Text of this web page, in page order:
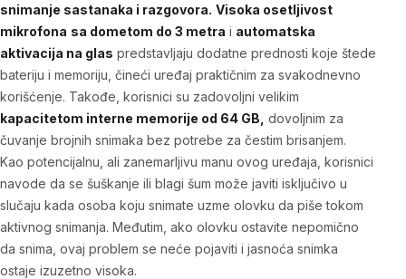
snimanje sastanaka i razgovora. Visoka osetljivost
mikrofona sa dometom do 3 metra i automatska
aktivacija na glas predstavljaju dodatne prednosti koje štede
bateriju i memoriju, čineći uređaj praktičnim za svakodnevno
korišćenje. Takođe, korisnici su zadovoljni velikim
kapacitetom interne memorije od 64 GB, dovoljnim za
čuvanje brojnih snimaka bez potrebe za čestim brisanjem.
Kao potencijalnu, ali zanemarljivu manu ovog uređaja, korisnici
navode da se šuškanje ili blagi šum može javiti isključivo u
slučaju kada osoba koju snimate uzme olovku da piše tokom
aktivnog snimanja. Međutim, ako olovku ostavite nepomično
da snima, ovaj problem se neće pojaviti i jasnoća snimka
ostaje izuzetno visoka.